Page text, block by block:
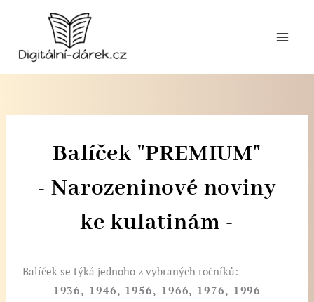
obsah
Balíček "PREMIUM"
- Narozeninové noviny
ke kulatinám -
Balíček se týká jednoho z vybraných ročníků:
1936, 1946, 1956, 1966, 1976, 1996